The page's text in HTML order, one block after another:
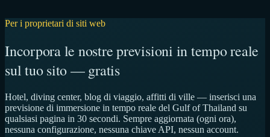
Per i proprietari di siti web
Incorpora le nostre previsioni in tempo reale
sul tuo sito — gratis
Hotel, diving center, blog di viaggio, affitti di ville — inserisci una
previsione di immersione in tempo reale del Gulf of Thailand su
qualsiasi pagina in 30 secondi. Sempre aggiornata (ogni ora),
nessuna configurazione, nessuna chiave API, nessun account.